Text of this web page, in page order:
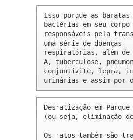
Isso porque as baratas
bactérias em seu corpo
responsáveis pela
uma série de doenças
respiratórias, além de
A, tuberculose,
conjuntivite, lepra,
urinárias e assim por
Desratização em
(ou seja, eliminação
Os ratos também são